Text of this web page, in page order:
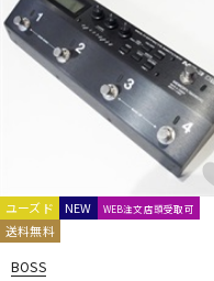
ユーズド NEW WEB注文店頭受取可
送料無料
BOSS